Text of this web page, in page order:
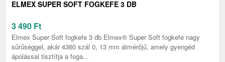
ELMEX SUPER SOFT FOGKEFE 3 DB
3 490 Ft
Elmex Super Soft fogkefe 3 db Elmex® Super Soft fogkefe nagy
sűrűséggel, akár 4360 szál 0, 13 mm átmérőjű, amely gyengéd
ápolással tisztítja a foga...